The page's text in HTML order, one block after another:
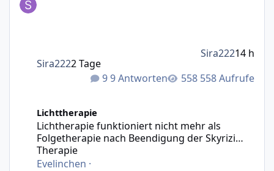
9 Antworten 558 Aufrufe
Sira2222 Tage
Sira22214 h
Lichttherapie
Lichtherapie funktioniert nicht mehr als
Folgetherapie nach Beendigung der Skyrizi
Therapie
Evelinchen ·